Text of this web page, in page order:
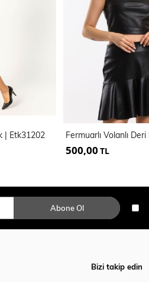
| Etk31202
500,00 TL
Abone Ol
Bizi takip edin